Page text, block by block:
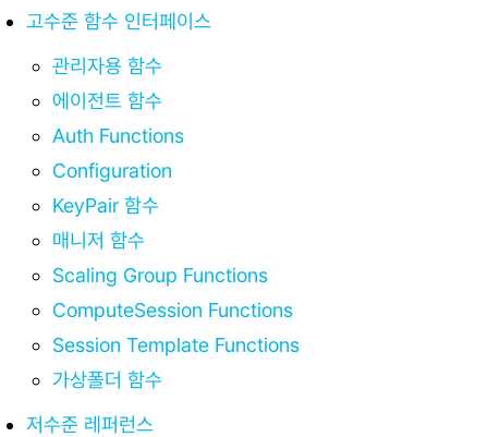
고수준 함수 인터페이스
관리자용 함수
에이전트 함수
Auth Functions
Configuration
KeyPair 함수
매니저 함수
Scaling Group Functions
ComputeSession Functions
Session Template Functions
가상폴더 함수
저수준 레퍼런스